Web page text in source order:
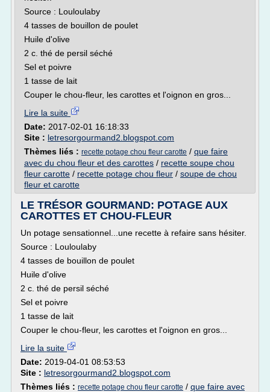
Source : Louloulaby
4 tasses de bouillon de poulet
Huile d'olive
2 c. thé de persil séché
Sel et poivre
1 tasse de lait
Couper le chou-fleur, les carottes et l'oignon en gros...
Lire la suite
Date: 2017-02-01 16:18:33
Site : letresorgourmand2.blogspot.com
Thèmes liés : recette potage chou fleur carotte / que faire
avec du chou fleur et des carottes / recette soupe chou
fleur carotte / recette potage chou fleur / soupe de chou
fleur et carotte
LE TRÉSOR GOURMAND: POTAGE AUX
CAROTTES ET CHOU-FLEUR
Un potage sensationnel...une recette à refaire sans hésiter.
Source : Louloulaby
4 tasses de bouillon de poulet
Huile d'olive
2 c. thé de persil séché
Sel et poivre
1 tasse de lait
Couper le chou-fleur, les carottes et l'oignon en gros...
Lire la suite
Date: 2019-04-01 08:53:53
Site : letresorgourmand2.blogspot.com
Thèmes liés : recette potage chou fleur carotte / que faire avec